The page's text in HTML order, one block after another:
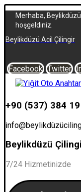
Merhaba,
hoşgeldiniz.
Beylikdüzü Acil Çilingir
Facebook Twitter
+90 (537) 384
Beylikdüzü
7/24 Hizmetinizde